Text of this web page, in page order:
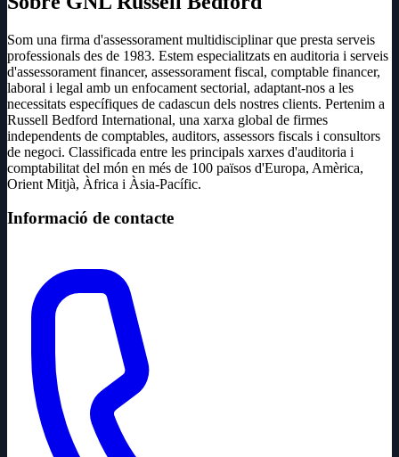
Som una firma d'assessorament multidisciplinar que presta serveis
professionals des de 1983. Estem especialitzats en auditoria i serveis
d'assessorament financer, assessorament fiscal, comptable financer,
laboral i legal amb un enfocament sectorial, adaptant-nos a les
necessitats específiques de cadascun dels nostres clients. Pertenim a
Russell Bedford International, una xarxa global de firmes
independents de comptables, auditors, assessors fiscals i consultors
de negoci. Classificada entre les principals xarxes d'auditoria i
comptabilitat del món en més de 100 països d'Europa, Amèrica,
Orient Mitjà, Àfrica i Àsia-Pacífic.
Informació de contacte